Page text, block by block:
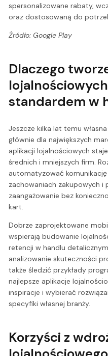
spersonalizowane rabaty,
oraz dostosowaną do
Źródło: Google Play
Dlaczego
standardem w
Jeszcze kilka lat temu
głównie dla największych
aplikacji lojalnościowych
średnich i mniejszych firm.
automatyzować
zachowaniach zakupowych i
zaangażowanie bez
kart.
Dobrze zaprojektowane
wspierają budowanie
retencji w handlu
analizowanie skuteczności
także śledzić przykłady
najlepsze aplikacje
inspiracje i wybierać
specyfiki własnej branży.
Korzyści z